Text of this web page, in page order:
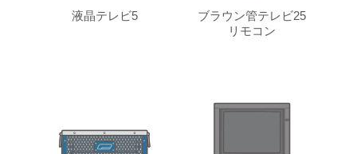
液晶テレビ5
ブラウン管テレビ25
リモコン